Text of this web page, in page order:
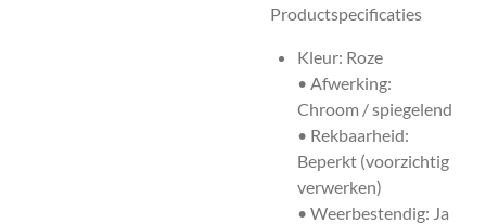
Productspecificaties
Kleur: Roze
• Afwerking:
Chroom / spiegelend
• Rekbaarheid:
Beperkt (voorzichtig
verwerken)
• Weerbestendig: Ja